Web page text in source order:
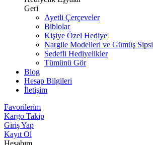
Geri
Ayetli Çerçeveler
Biblolar
Kişiye Özel Hediye
Nargile Modelleri ve Gümüş Sipsi
Sedefli Hediyelikler
Tümünü Gör
Blog
Hesap Bilgileri
İletişim
Favorilerim
Kargo Takip
Giriş Yap
Kayıt Ol
Hesabım